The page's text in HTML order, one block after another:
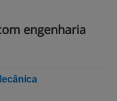
engenharia